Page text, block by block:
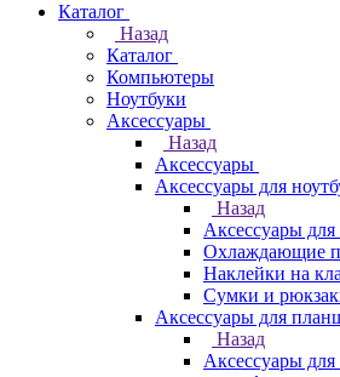
Каталог
Назад
Каталог
Компьютеры
Ноутбуки
Аксессуары
Назад
Аксессуары
Аксессуары для
Назад
Аксессуары для
Охлаждающие
Наклейки на
Сумки и
Аксессуары для
Назад
Аксессуары